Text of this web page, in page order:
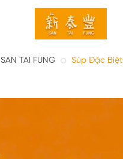
SAN TAI FUNG Súp Đặc Biệt